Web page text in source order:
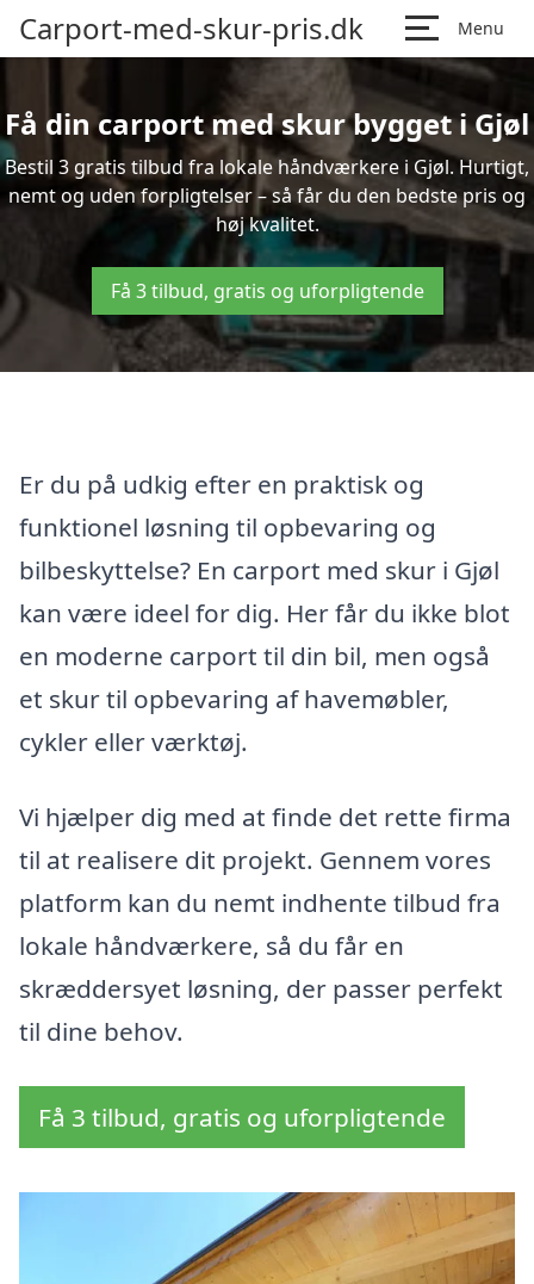
Carport-med-skur-pris.dk Menu
Få din carport med skur bygget i Gjøl
Bestil 3 gratis tilbud fra lokale håndværkere i Gjøl. Hurtigt,
nemt og uden forpligtelser – så får du den bedste pris og
høj kvalitet.
Få 3 tilbud, gratis og uforpligtende
Er du på udkig efter en praktisk og
funktionel løsning til opbevaring og
bilbeskyttelse? En carport med skur i Gjøl
kan være ideel for dig. Her får du ikke blot
en moderne carport til din bil, men også
et skur til opbevaring af havemøbler,
cykler eller værktøj.
Vi hjælper dig med at finde det rette firma
til at realisere dit projekt. Gennem vores
platform kan du nemt indhente tilbud fra
lokale håndværkere, så du får en
skræddersyet løsning, der passer perfekt
til dine behov.
Få 3 tilbud, gratis og uforpligtende